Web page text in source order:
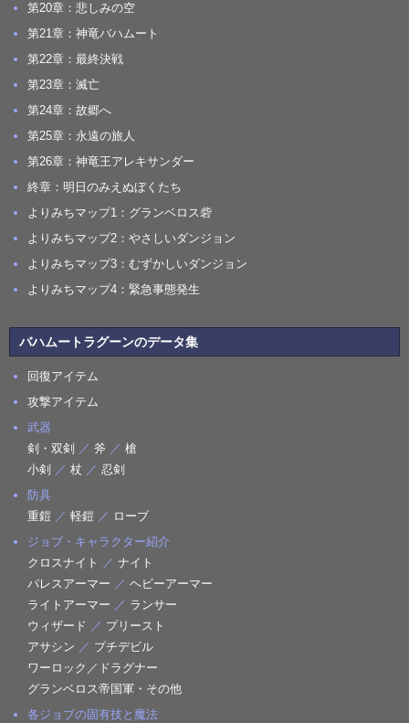
第20章：悲しみの空
第21章：神竜バハムート
第22章：最終決戦
第23章：滅亡
第24章：故郷へ
第25章：永遠の旅人
第26章：神竜王アレキサンダー
終章：明日のみえぬぼくたち
よりみちマップ1：グランベロス砦
よりみちマップ2：やさしいダンジョン
よりみちマップ3：むずかしいダンジョン
よりみちマップ4：緊急事態発生
バハムートラグーンのデータ集
回復アイテム
攻撃アイテム
武器
剣・双剣 ／ 斧 ／ 槍
小剣 ／ 杖 ／ 忍剣
防具
重鎧 ／ 軽鎧 ／ ローブ
ジョブ・キャラクター紹介
クロスナイト ／ ナイト
パレスアーマー ／ ヘビーアーマー
ライトアーマー ／ ランサー
ウィザード ／ プリースト
アサシン ／ プチデビル
ワーロック／ドラグナー
グランベロス帝国軍・その他
各ジョブの固有技と魔法